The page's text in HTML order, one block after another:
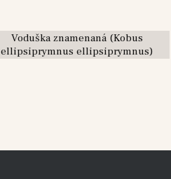
Voduška znamenaná (Kobus
ellipsiprymnus ellipsiprymnus)